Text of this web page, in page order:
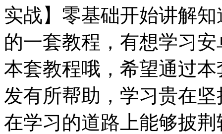
实战】零基础开始讲解
的一套教程，有想学习
本套教程哦，希望通过
发有所帮助，学习贵在
在学习的道路上能够披